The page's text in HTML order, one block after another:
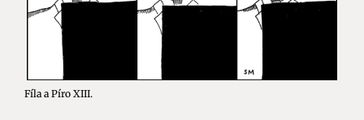
Fíla a Píro XIII.